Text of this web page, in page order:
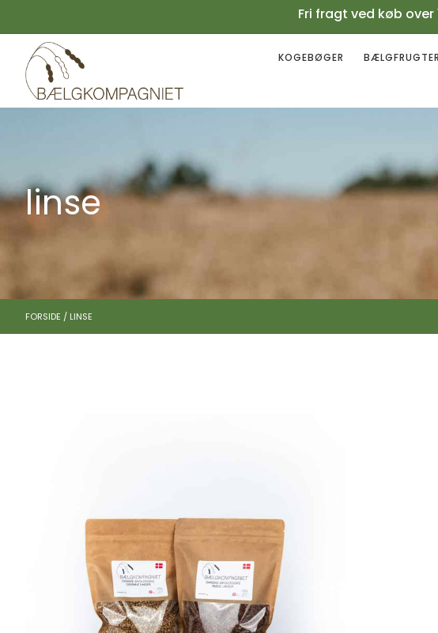
Fri fragt ved køb
KOGEBØGER BÆLGFRUGTER
Your cart is empty.
Køb for
Subtotal: 0,00kr.
linse
FORSIDE / LINSE